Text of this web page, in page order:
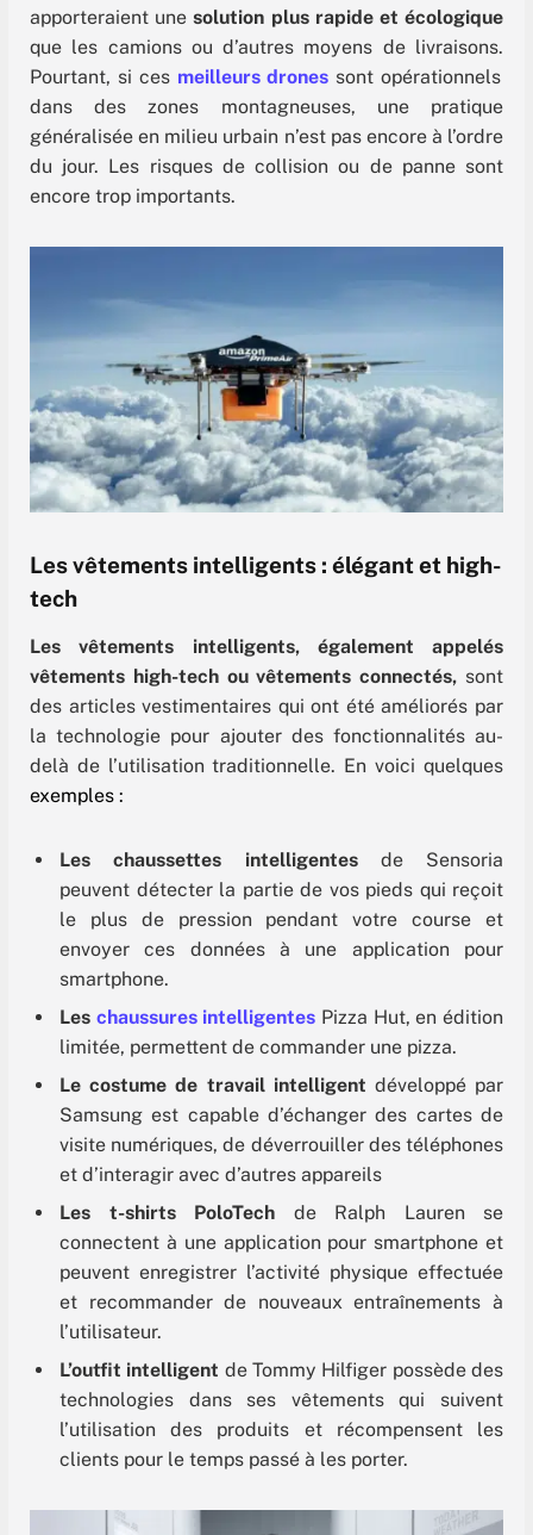
apporteraient unesolution plus rapide et écologique
que les camions ou d’autres moyens de livraisons.
Pourtant, si ces meilleurs drones sont opérationnels
dans des zones montagneuses, une pratique
généralisée en milieu urbain n’est pas encore à l’ordre
du jour. Les risques de collision ou de panne sont
encore trop importants.
Les vêtements intelligents : élégant et high-
tech
Les vêtements intelligents, également appelés
vêtements high-tech ou vêtements connectés, sont
des articles vestimentaires qui ont été améliorés par
la technologie pour ajouter des fonctionnalités au-
delà de l’utilisation traditionnelle. En voici quelques
exemples :
Les chaussettes intelligentesde Sensoria
peuvent détecter la partie de vos pieds qui reçoit
le plus de pression pendant votre course et
envoyer ces données à une application pour
smartphone.
Les chaussures intelligentes Pizza Hut, en édition
limitée, permettent de commander une pizza.
Le costume de travail intelligent développé par
Samsung est capable d’échanger des cartes de
visite numériques, de déverrouiller des téléphones
et d’interagir avec d’autres appareils
Les t-shirts PoloTech de Ralph Lauren se
connectent à une application pour smartphone et
peuvent enregistrer l’activité physique effectuée
et recommander de nouveaux entraînements à
l’utilisateur.
L’outfit intelligent de Tommy Hilfiger possède des
technologies dans ses vêtements qui suivent
l’utilisation des produits et récompensent les
clients pour le temps passé à les porter.